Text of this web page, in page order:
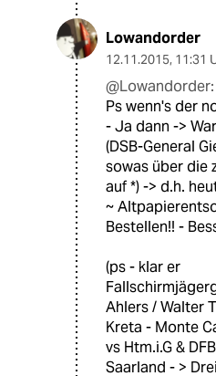
Lowandorder
12.11.2015, 11:31
@Lowandorder:
Ps wenn's der
- Ja dann ->
(DSB-General
sowas über die
auf *) -> d.h.
~
Bestellen!! -
(ps - klar er
Ahlers / Walter
Kreta - Monte
vs Htm.i.G &
Saarland - >